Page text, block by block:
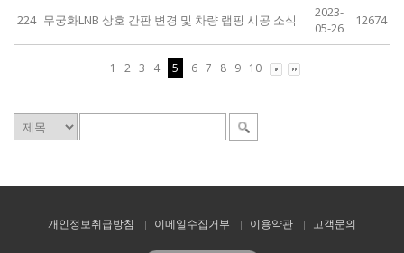
224 무궁화LNB 상호 간판 변경 및 차량 랩핑 시공 소식
2023-
05-26
12674
1 2 3 4 5 6 7 8 9 10
개인정보취급방침 이메일수집거부 이용약관 고객문의